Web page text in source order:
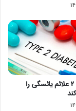
دیابت نوع ۲ علائم یائسگی را